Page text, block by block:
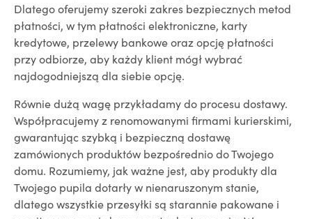
Dlatego oferujemy szeroki zakres bezpiecznych metod
płatności, w tym płatności elektroniczne, karty
kredytowe, przelewy bankowe oraz opcję płatności
przy odbiorze, aby każdy klient mógł wybrać
najdogodniejszą dla siebie opcję.
Równie dużą wagę przykładamy do procesu dostawy.
Współpracujemy z renomowanymi firmami kurierskimi,
gwarantując szybką i bezpieczną dostawę
zamówionych produktów bezpośrednio do Twojego
domu. Rozumiemy, jak ważne jest, aby produkty dla
Twojego pupila dotarły w nienaruszonym stanie,
dlatego wszystkie przesyłki są starannie pakowane i